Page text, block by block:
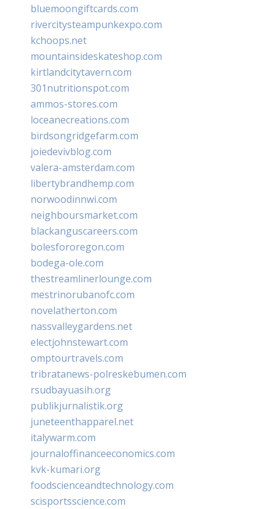
bluemoongiftcards.com
rivercitysteampunkexpo.com
kchoops.net
mountainsideskateshop.com
kirtlandcitytavern.com
301nutritionspot.com
ammos-stores.com
loceanecreations.com
birdsongridgefarm.com
joiedevivblog.com
valera-amsterdam.com
libertybrandhemp.com
norwoodinnwi.com
neighboursmarket.com
blackanguscareers.com
bolesfororegon.com
bodega-ole.com
thestreamlinerlounge.com
mestrinorubanofc.com
novelatherton.com
nassvalleygardens.net
electjohnstewart.com
omptourtravels.com
tribratanews-polreskebumen.com
rsudbayuasih.org
publikjurnalistik.org
juneteenthapparel.net
italywarm.com
journaloffinanceeconomics.com
kvk-kumari.org
foodscienceandtechnology.com
scisportsscience.com